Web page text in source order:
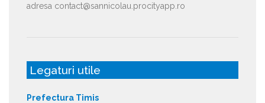
adresa contact@sannicolau.procityapp.ro
Legaturi utile
Prefectura Timis